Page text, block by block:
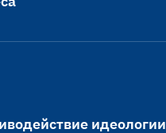
идеологии